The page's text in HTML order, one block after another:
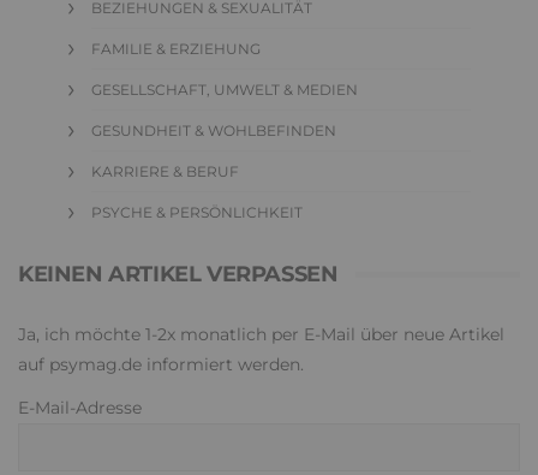
BEZIEHUNGEN & SEXUALITÄT
FAMILIE & ERZIEHUNG
GESELLSCHAFT, UMWELT & MEDIEN
GESUNDHEIT & WOHLBEFINDEN
KARRIERE & BERUF
PSYCHE & PERSÖNLICHKEIT
KEINEN ARTIKEL VERPASSEN
Ja, ich möchte 1-2x monatlich per E-Mail über neue Artikel
auf psymag.de informiert werden.
E-Mail-Adresse